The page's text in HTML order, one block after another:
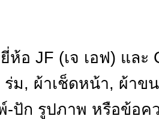
อ JF (เจ เอฟ) และ
ม, ผ้าเช็ดหน้า, ผ้า
-ปัก รูปภาพ หรือข้อค